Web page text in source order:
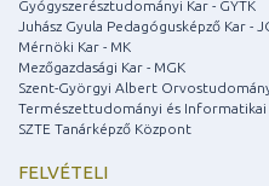
Gyógyszerésztudományi Kar - GYTK
Juhász Gyula Pedagógusképző Kar -
Mérnöki Kar - MK
Mezőgazdasági Kar - MGK
Szent-Györgyi Albert
Természettudományi és Informatikai
SZTE Tanárképző Központ
FELVÉTELI